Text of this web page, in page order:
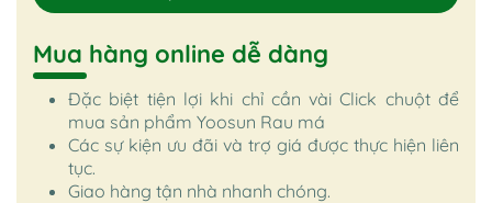
Mua hàng online dễ dàng
Đặc biệt tiện lợi khi chỉ cần vài Click chuột để
mua sản phẩm Yoosun Rau má
Các sự kiện ưu đãi và trợ giá được thực hiện liên
tục.
Giao hàng tận nhà nhanh chóng.